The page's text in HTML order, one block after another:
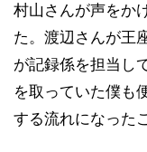
村山さんが声をか
た。渡辺さんが王
が記録係を担当し
を取っていた僕も
する流れになった